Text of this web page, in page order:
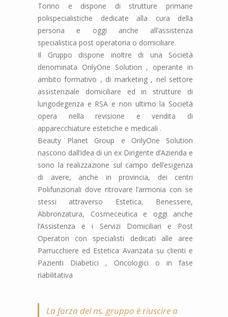
Torino e dispone di strutture primarie
polispecialistiche dedicate alla cura della
persona e oggi anche all’assistenza
specialistica post operatoria o domiciliare.
Il Gruppo dispone inoltre di una Società
denominata OnlyOne Solution , operante in
ambito formativo , di marketing , nel settore
assistenziale domiciliare ed in strutture di
lungodegenza e RSA e non ultimo la Società
opera nella revisione e vendita di
apparecchiature estetiche e medicali .
Beauty Planet Group e OnlyOne Solution
nascono dall’idea di un ex Dirigente d’Azienda e
sono la realizzazione sul campo dell’esigenza
di avere, anche in provincia, dei centri
Polifunzionali dove ritrovare l’armonia con se
stessi attraverso Estetica, Benessere,
Abbronzatura, Cosmeceutica e oggi anche
l’Assistenza e i Servizi Domiciliari e Post
Operatori con specialisti dedicati alle aree
Parrucchiere ed Estetica Avanzata su clienti e
Pazienti Diabetici , Oncologici o in fase
riabilitativa
La forza del ns. gruppo è riuscire a